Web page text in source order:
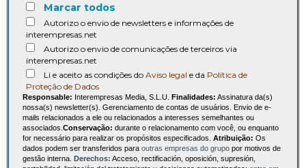
Marcar todos
Autorizo o envio de newsletters e informações de
interempresas.net
Autorizo o envio de comunicações de terceiros via
interempresas.net
Li e aceito as condições do Aviso legal e da Política de
Proteção de Dados
Responsable: Interempresas Media, S.L.U. Finalidades: Assinatura da(s)
nossa(s) newsletter(s). Gerenciamento de contas de usuários. Envio de e-
mails relacionados a ele ou relacionados a interesses semelhantes ou
associados. Conservação: durante o relacionamento com você, ou enquanto
for necessário para realizar os propósitos especificados. Atribuição: Os
dados podem ser transferidos para outras empresas do grupo por motivos de
gestão interna. Derechos: Acceso, rectificación, oposición, supresión,